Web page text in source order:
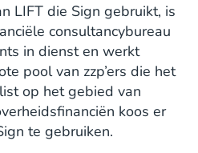
LIFT die Sign gebruikt, is
consultancybureau
in dienst en werkt
pool van zzp’ers die het
op het gebied van
koos er
te gebruiken.